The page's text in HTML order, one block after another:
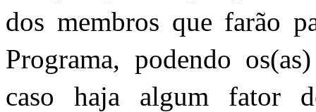
dos membros que farão
Programa, podendo
caso haja algum fator